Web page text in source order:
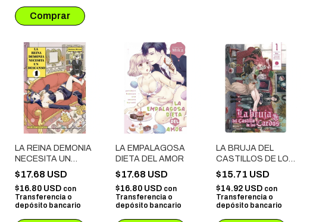
LA REINA DEMONIA
NECESITA UN
DESCANSO # 01
$17.68 USD
$16.80 USD con
Transferencia o
depósito bancario
LA EMPALAGOSA
DIETA DEL AMOR
$17.68 USD
$16.80 USD con
Transferencia o
depósito bancario
LA BRUJA DEL
CASTILLOS DE LOS
CARDOS # 01
$15.71 USD
$14.92 USD con
Transferencia o
depósito bancario